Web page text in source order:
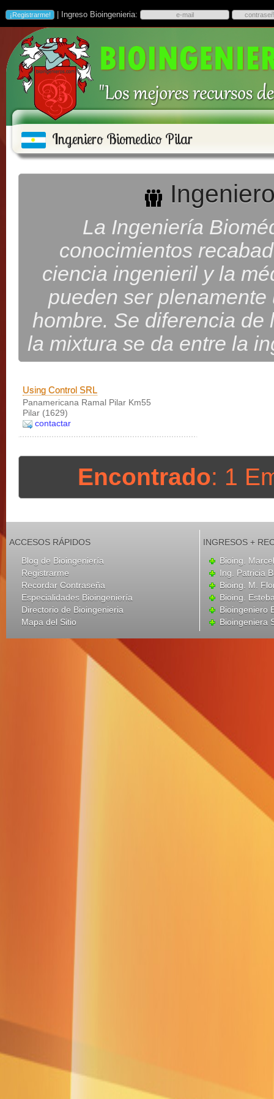
| Ingreso Bioingenieria:
Ingeniero Biomedico Pilar
La Ingeniería
conocimientos
ciencia ingenieril y la
pueden ser
hombre. Se diferencia
la mixtura se da entre la
Using Control SRL
Panamericana Ramal Pilar Km55
Pilar (1629)
contactar
Encontrado: 1
ACCESOS RÁPIDOS
Blog de Bioingeniería
Registrarme
Recordar Contraseña
Especialidades Bioingeniería
Directorio de Bioingenieria
Mapa del Sitio
INGRESOS +
Bioing.
Ing. Patricia
Bioing. M.
Bioing.
Bioingeniero
Bioingeniera